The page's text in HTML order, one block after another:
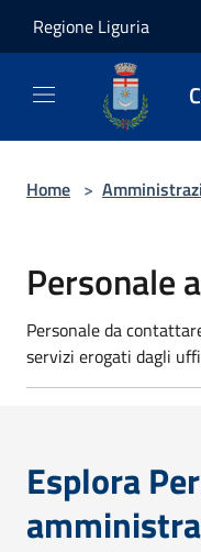
Regione Liguria
Home >
Personale
Personale da
servizi erogati dagli
Esplora